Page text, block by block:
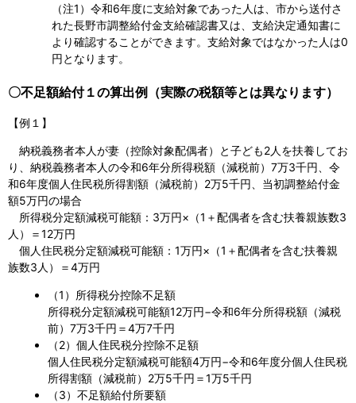
（注1）令和6年度に支給対象であった人は、市から送付さ
れた長野市調整給付金支給確認書又は、支給決定通知書に
より確認することができます。支給対象ではなかった人は0
円となります。
〇不足額給付１の算出例（実際の税額等とは異なります）
【例１】
納税義務者本人が妻（控除対象配偶者）と子ども2人を扶養してお
り、納税義務者本人の令和6年分所得税額（減税前）7万3千円、令
和6年度個人住民税所得割額（減税前）2万5千円、当初調整給付金
額5万円の場合
所得税分定額減税可能額：3万円×（1＋配偶者を含む扶養親族数3
人）＝12万円
個人住民税分定額減税可能額：1万円×（1＋配偶者を含む扶養親
族数3人）＝4万円
（1）所得税分控除不足額
所得税分定額減税可能額12万円−令和6年分所得税額（減税
前）7万3千円＝4万7千円
（2）個人住民税分控除不足額
個人住民税分定額減税可能額4万円−令和6年度分個人住民税
所得割額（減税前）2万5千円＝1万5千円
（3）不足額給付所要額